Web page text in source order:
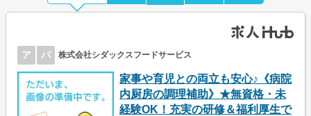
ア パ 株式会社シダックスフードサービス
家事や育児との両立も安心♪《病院
内厨房の調理補助》★無資格・未
経験OK！充実の研修＆福利厚生で